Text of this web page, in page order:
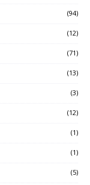
(94)
(12)
(71)
(13)
(3)
(12)
(1)
(1)
(5)